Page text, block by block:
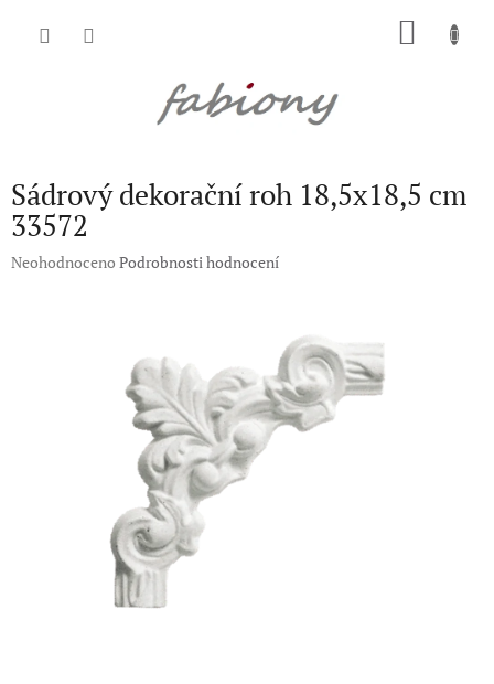
Sádrový dekorační roh 18,5x18,5 cm
33572
Průměrné
Neohodnoceno Podrobnosti hodnocení